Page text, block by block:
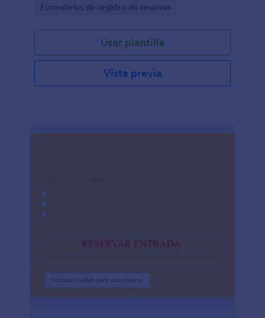
Go to Category:
Formularios de registro de reservas
Usar plantilla
Vista previa